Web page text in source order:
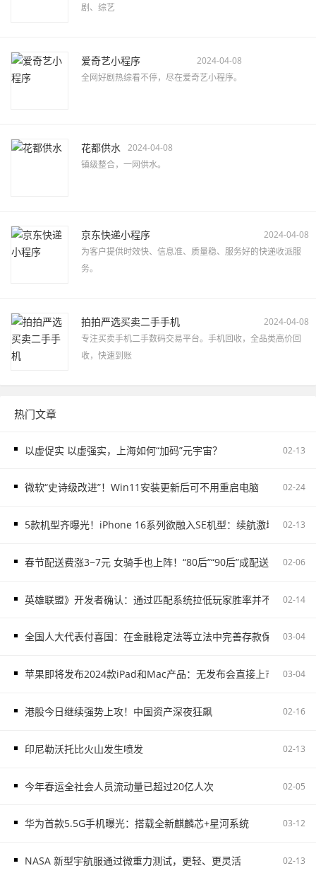
剧、综艺
爱奇艺小程序
2024-04-08
全网好剧热综看不停，尽在爱奇艺小程序。
花都供水
2024-04-08
镇级整合，一网供水。
京东快递小程序
2024-04-08
为客户提供时效快、信息准、质量稳、服务好的快递收派服
务。
拍拍严选买卖二手手机
2024-04-08
专注买卖手机二手数码交易平台。手机回收，全品类高价回
收，快速到账
热门文章
以虚促实 以虚强实，上海如何“加码”元宇宙？ 02-13
微软“史诗级改进”！Win11安装更新后可不用重启电脑 02-24
5款机型齐曝光！iPhone 16系列欲融入SE机型：续航激增、8G内
02-13
春节配送费涨3−7元 女骑手也上阵！“80后”“90后”成配送主力02-06
英雄联盟》开发者确认：通过匹配系统拉低玩家胜率并不存在02-14
全国人大代表付喜国：在金融稳定法等立法中完善存款保险制度
03-04
苹果即将发布2024款iPad和Mac产品：无发布会直接上市 03-04
港股今日继续强势上攻！中国资产深夜狂飙 02-16
印尼勒沃托比火山发生喷发 02-13
今年春运全社会人员流动量已超过20亿人次 02-05
华为首款5.5G手机曝光：搭载全新麒麟芯+星河系统 03-12
NASA 新型宇航服通过微重力测试，更轻、更灵活 02-13